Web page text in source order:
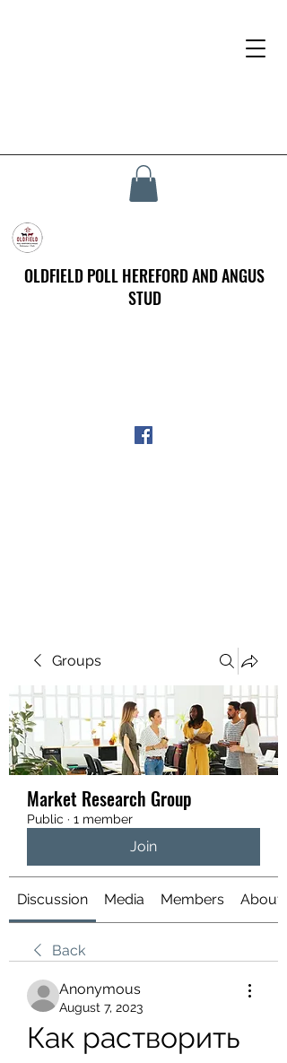
OLDFIELD POLL HEREFORD AND ANGUS
STUD
Groups
Market Research Group
Public · 1 member
Join
Discussion Media Members About
Back
Anonymous
August 7, 2023
Как растворить